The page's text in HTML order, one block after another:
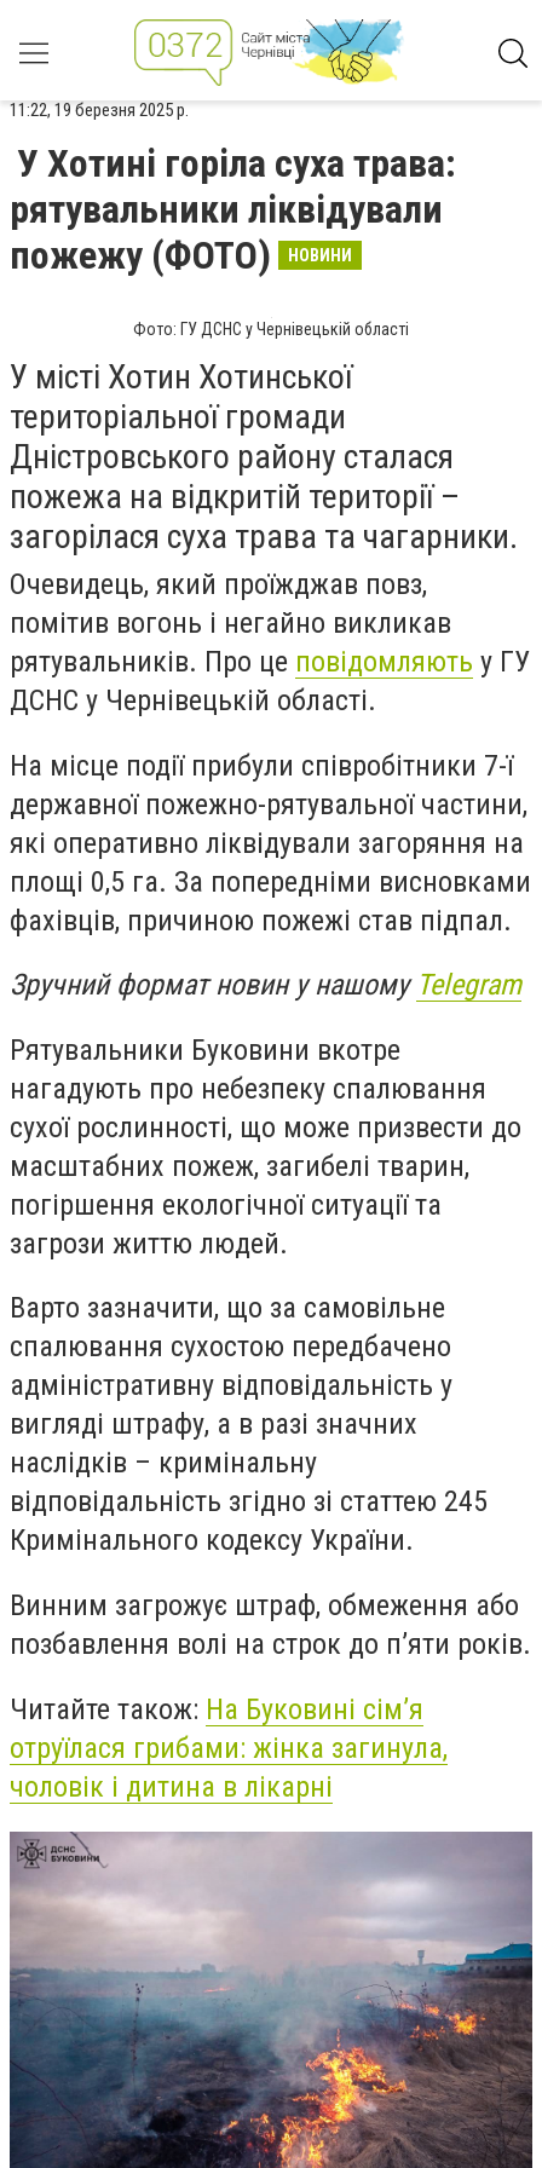
11:22, 19 березня 2025 р.
У Хотині горіла суха трава:
рятувальники ліквідували
пожежу (ФОТО)
НОВИНИ
Фото: ГУ ДСНС у Чернівецькій області
У місті Хотин Хотинської
територіальної громади
Дністровського району сталася
пожежа на відкритій території –
загорілася суха трава та чагарники.
Очевидець, який проїжджав повз,
помітив вогонь і негайно викликав
рятувальників. Про це повідомляють у ГУ
ДСНС у Чернівецькій області.
На місце події прибули співробітники 7-ї
державної пожежно-рятувальної частини,
які оперативно ліквідували загоряння на
площі 0,5 га. За попередніми висновками
фахівців, причиною пожежі став підпал.
Зручний формат новин у нашому Telegram
Рятувальники Буковини вкотре
нагадують про небезпеку спалювання
сухої рослинності, що може призвести до
масштабних пожеж, загибелі тварин,
погіршення екологічної ситуації та
загрози життю людей.
Варто зазначити, що за самовільне
спалювання сухостою передбачено
адміністративну відповідальність у
вигляді штрафу, а в разі значних
наслідків – кримінальну
відповідальність згідно зі статтею 245
Кримінального кодексу України.
Винним загрожує штраф, обмеження або
позбавлення волі на строк до п’яти років.
Читайте також: На Буковині сім’я
отруїлася грибами: жінка загинула,
чоловік і дитина в лікарні